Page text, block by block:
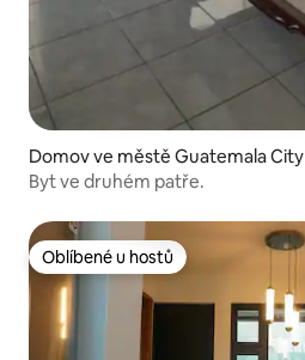
Domov ve městě Guatemala City
Byt ve druhém patře.
Oblíbené u hostů
Oblíbené u hostů